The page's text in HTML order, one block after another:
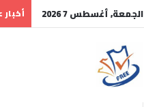
الجمعة, أغسطس 7 2026 أخبار